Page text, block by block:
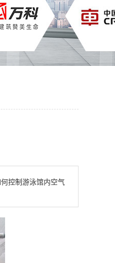
控制游泳馆内空气